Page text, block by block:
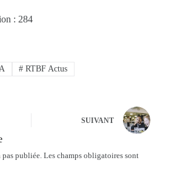
: 284
# RTBF Actus
SUIVANT
pas publiée. Les champs obligatoires sont